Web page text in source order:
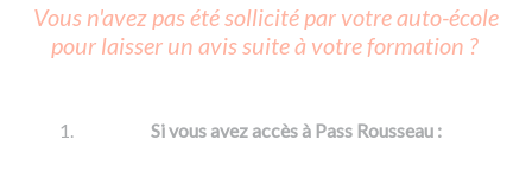
Code de la route
Passer l'ASSR
Réviser le code
Passer l'ETM
Permis voiture
Vous n'avez pas été sollicité par votre auto-école
pour laisser un avis suite à votre formation ?
Si vous avez accès à Pass Rousseau :